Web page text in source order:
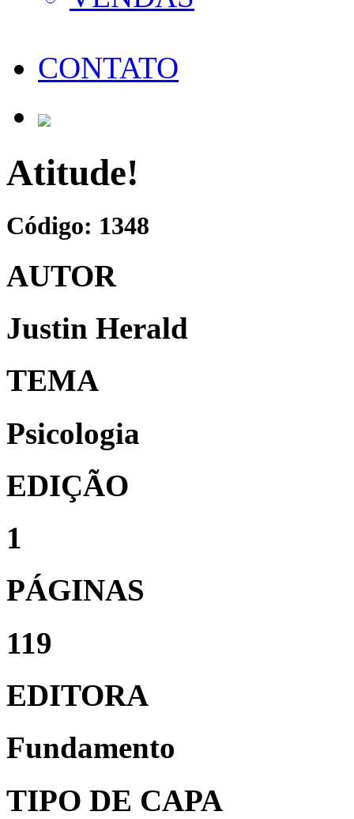
CONTATO
Atitude!
Código: 1348
AUTOR
Justin Herald
TEMA
Psicologia
EDIÇÃO
1
PÁGINAS
119
EDITORA
Fundamento
TIPO DE CAPA